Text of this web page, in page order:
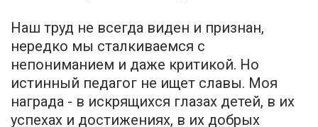
Наш труд не всегда виден и признан,
нередко мы сталкиваемся с
непониманием и даже критикой. Но
истинный педагог не ищет славы. Моя
награда - в искрящихся глазах детей, в их
успехах и достижениях, в их добрых